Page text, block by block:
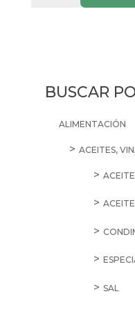
BUSCAR
ALIMENTACIÓN
ACEITES,
SAL